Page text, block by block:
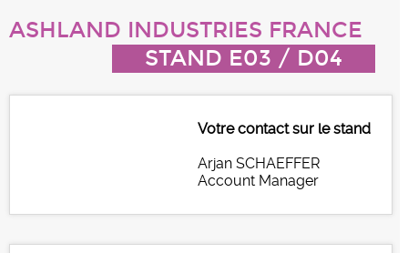
ASHLAND INDUSTRIES FRANCE
STAND E03 / D04
Votre contact sur le stand
Arjan SCHAEFFER
Account Manager